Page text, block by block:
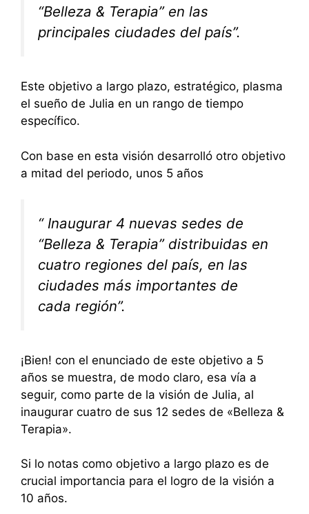
“Belleza & Terapia” en las
principales ciudades del país”.
Este objetivo a largo plazo, estratégico, plasma
el sueño de Julia en un rango de tiempo
específico.
Con base en esta visión desarrolló otro objetivo
a mitad del periodo, unos 5 años
“ Inaugurar 4 nuevas sedes de
“Belleza & Terapia” distribuidas en
cuatro regiones del país, en las
ciudades más importantes de
cada región”.
¡Bien! con el enunciado de este objetivo a 5
años se muestra, de modo claro, esa vía a
seguir, como parte de la visión de Julia, al
inaugurar cuatro de sus 12 sedes de «Belleza &
Terapia».
Si lo notas como objetivo a largo plazo es de
crucial importancia para el logro de la visión a
10 años.